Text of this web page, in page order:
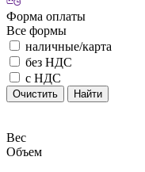
Форма оплаты
Все формы
наличные/карта
без НДС
с НДС
Очистить Найти
Вес
Объем